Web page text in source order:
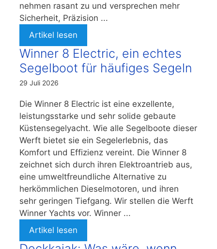
nehmen rasant zu und versprechen mehr
Sicherheit, Präzision ...
Artikel lesen
Winner 8 Electric, ein echtes
Segelboot für häufiges Segeln
29 Juli 2026
Die Winner 8 Electric ist eine exzellente,
leistungsstarke und sehr solide gebaute
Küstensegelyacht. Wie alle Segelboote dieser
Werft bietet sie ein Segelerlebnis, das
Komfort und Effizienz vereint. Die Winner 8
zeichnet sich durch ihren Elektroantrieb aus,
eine umweltfreundliche Alternative zu
herkömmlichen Dieselmotoren, und ihren
sehr geringen Tiefgang. Wir stellen die Werft
Winner Yachts vor. Winner ...
Artikel lesen